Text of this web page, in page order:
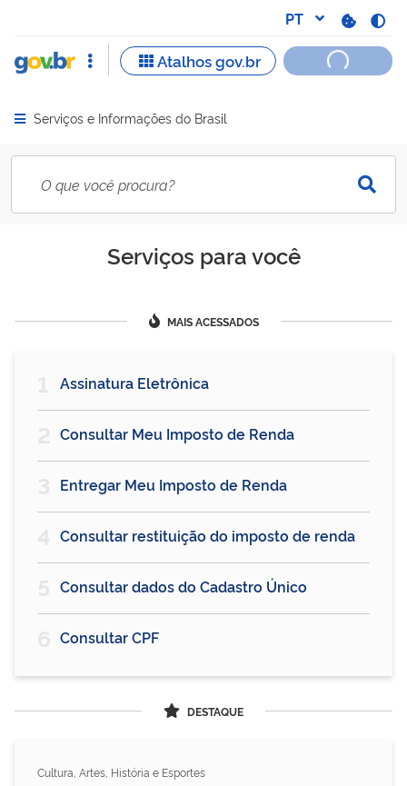
Abrir menu principal de navegação
Serviços e Informações do Brasil
Serviços para você
MAIS ACESSADOS
Assinatura Eletrônica
Consultar Meu Imposto de Renda
Entregar Meu Imposto de Renda
Consultar restituição do imposto de renda
Consultar dados do Cadastro Único
Consultar CPF
DESTAQUE
Cultura, Artes, História e Esportes